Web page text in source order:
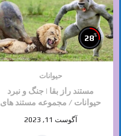
28%
حیوانات
مستند راز بقا | جنگ و نبرد
حیوانات / مجموعه مستند های
حیات وحش ایران و جهان
آگوست 11, 2023